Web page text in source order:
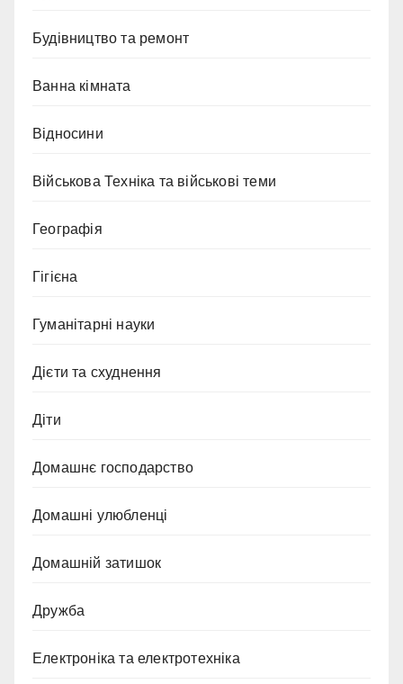
Будівництво та ремонт
Ванна кімната
Відносини
Військова Техніка та військові теми
Географія
Гігієна
Гуманітарні науки
Дієти та схуднення
Діти
Домашнє господарство
Домашні улюбленці
Домашній затишок
Дружба
Електроніка та електротехніка